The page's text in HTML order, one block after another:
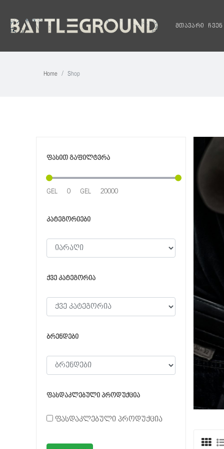
მთავარი
Home Shop
ფასით გაფილტვრა
კატეგორიები
ქვე კატეგორია
ბრენდები
ფასდაკლებული პროდუქცია
ფასდაკლებული პროდუქცია